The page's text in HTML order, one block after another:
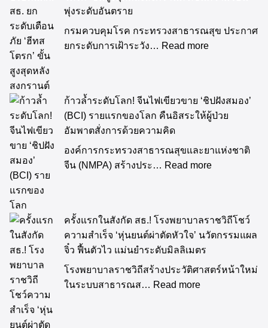
พุ่งระดับอันตราย
กรมควบคุมโรค กระทรวงสาธารณสุข ประกาศ
ยกระดับการเฝ้าระวัง… Read more
ก้าวล้ำระดับโลก! จีนไฟเขียวขาย ‘ชิปฝังสมอง’
(BCI) รายแรกของโลก คืนอิสระให้ผู้ป่วย
อัมพาตสั่งการด้วยความคิด
องค์การกระทรวงสาธารณสุขและยาแห่งชาติ
จีน (NMPA) สร้างประ… Read more
ครั้งแรกในสังกัด สธ.! โรงพยาบาลราชวิถีโชว์
ความสำเร็จ ‘หุ่นยนต์ผ่าตัดหัวใจ’ นวัตกรรมแผล
จิ๋ว ฟื้นตัวไว แม่นยำระดับมิลลิเมตร
โรงพยาบาลราชวิถีสร้างประวัติศาสตร์หน้าใหม่
ในระบบสาธารณส… Read more